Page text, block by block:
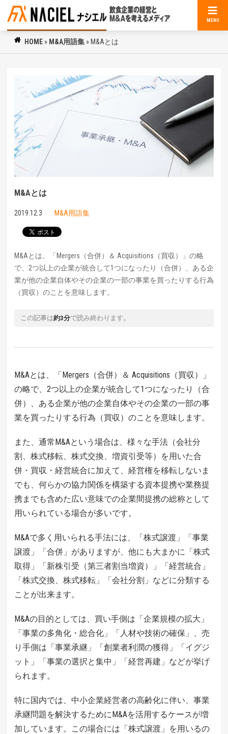
MENU
HOME » M&A用語集 » M&Aとは
M&Aとは
2019.12.3 M&A用語集
M&Aとは、「Mergers（合併）＆ Acquisitions（買収）」の略
で、2つ以上の企業が統合して1つになったり（合併）、ある企
業が他の企業自体やその企業の一部の事業を買ったりする行為
（買収）のことを意味します。
この記事は約3分で読み終わります。
M&Aとは、「Mergers（合併）＆ Acquisitions（買収）」
の略で、2つ以上の企業が統合して1つになったり（合
併）、ある企業が他の企業自体やその企業の一部の事
業を買ったりする行為（買収）のことを意味します。
また、通常M&Aという場合は、様々な手法（会社分
割、株式移転、株式交換、増資引受等）を用いた合
併・買収・経営統合に加えて、経営権を移転しないま
でも、何らかの協力関係を構築する資本提携や業務提
携までも含めた広い意味での企業間提携の総称として
用いられている場合が多いです。
M&Aで多く用いられる手法には、「株式譲渡」「事業
譲渡」「合併」がありますが、他にも大まかに「株式
取得」「新株引受（第三者割当増資）」「経営統合」
「株式交換、株式移転」「会社分割」などに分類する
ことが出来ます。
M&Aの目的としては、買い手側は「企業規模の拡大」
「事業の多角化・総合化」「人材や技術の確保」、売
り手側は「事業承継」「創業者利潤の獲得」「イグジ
ット」「事業の選択と集中」「経営再建」などが挙げ
られます。
特に国内では、中小企業経営者の高齢化に伴い、事業
承継問題を解決するためにM&Aを活用するケースが増
加しています。この場合には「株式譲渡」を用いるの